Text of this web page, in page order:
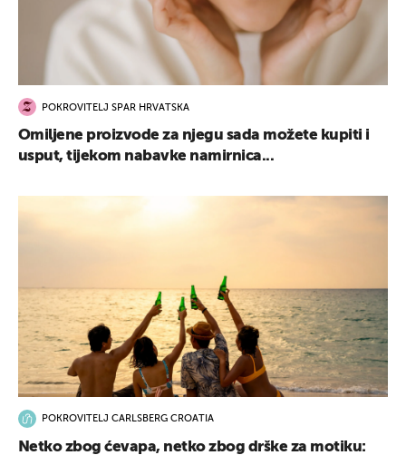
POKROVITELJ SPAR HRVATSKA
Omiljene proizvode za njegu sada možete kupiti i
usput, tijekom nabavke namirnica...
POKROVITELJ CARLSBERG CROATIA
Netko zbog ćevapa, netko zbog drške za motiku: